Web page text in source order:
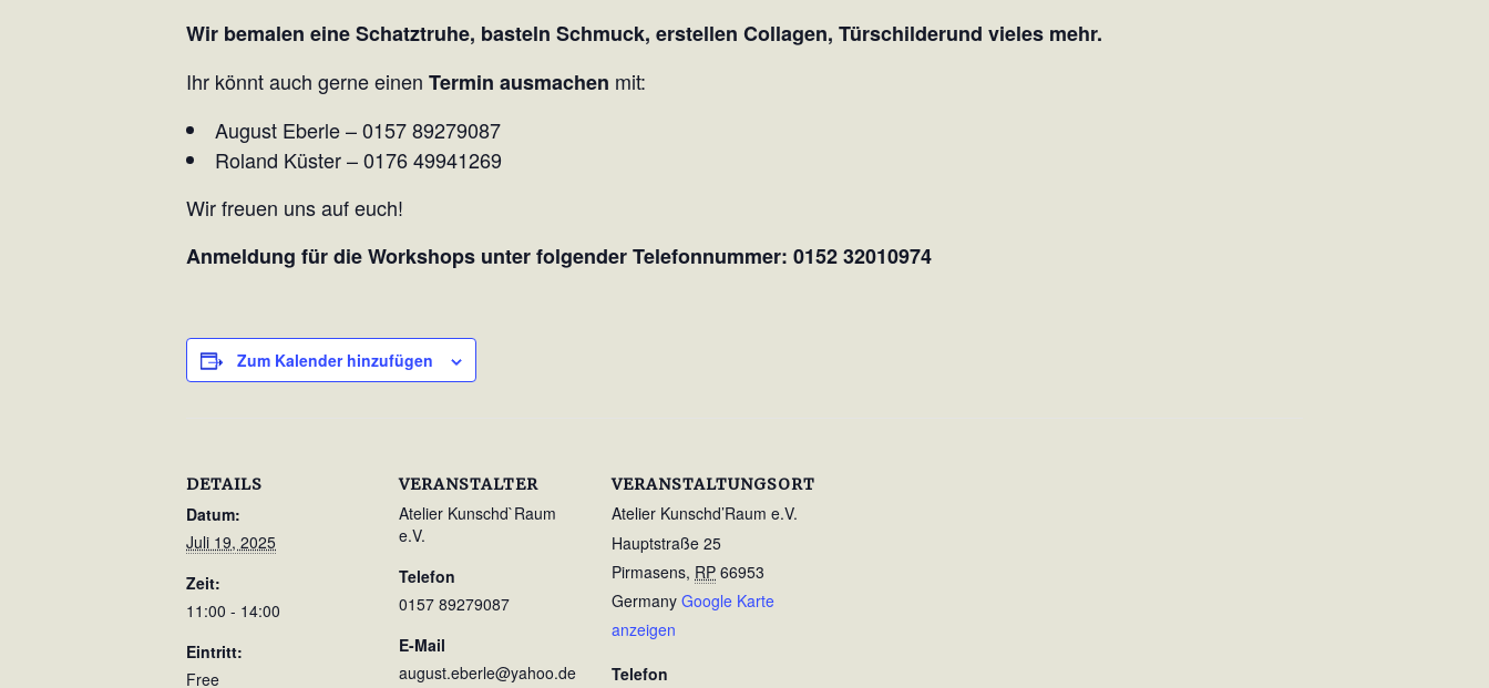
Wir bemalen eine Schatztruhe, basteln Schmuck, erstellen Collagen, Türschilderund vieles mehr.
Ihr könnt auch gerne einen Termin ausmachen mit:
August Eberle – 0157 89279087
Roland Küster – 0176 49941269
Wir freuen uns auf euch!
Anmeldung für die Workshops unter folgender Telefonnummer: 0152 32010974
Zum Kalender hinzufügen
DETAILS
Datum:
Juli 19, 2025
Zeit:
11:00 - 14:00
Eintritt:
Free
VERANSTALTER
Atelier Kunschd`Raum
e.V.
Telefon
0157 89279087
E-Mail
august.eberle@yahoo.de
VERANSTALTUNGSORT
Atelier Kunschd’Raum e.V.
Hauptstraße 25
Pirmasens, RP 66953
Germany Google Karte
anzeigen
Telefon